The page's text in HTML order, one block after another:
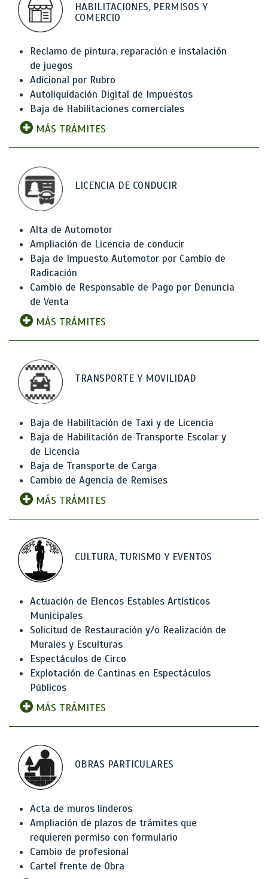
HABILITACIONES, PERMISOS Y
COMERCIO
Reclamo de pintura, reparación e instalación
de juegos
Adicional por Rubro
Autoliquidación Digital de Impuestos
Baja de Habilitaciones comerciales
MÁS TRÁMITES
LICENCIA DE CONDUCIR
Alta de Automotor
Ampliación de Licencia de conducir
Baja de Impuesto Automotor por Cambio de
Radicación
Cambio de Responsable de Pago por Denuncia
de Venta
MÁS TRÁMITES
TRANSPORTE Y MOVILIDAD
Baja de Habilitación de Taxi y de Licencia
Baja de Habilitación de Transporte Escolar y
de Licencia
Baja de Transporte de Carga
Cambio de Agencia de Remises
MÁS TRÁMITES
CULTURA, TURISMO Y EVENTOS
Actuación de Elencos Estables Artísticos
Municipales
Solicitud de Restauración y/o Realización de
Murales y Esculturas
Espectáculos de Circo
Explotación de Cantinas en Espectáculos
Públicos
MÁS TRÁMITES
OBRAS PARTICULARES
Acta de muros linderos
Ampliación de plazos de trámites que
requieren permiso con formulario
Cambio de profesional
Cartel frente de Obra